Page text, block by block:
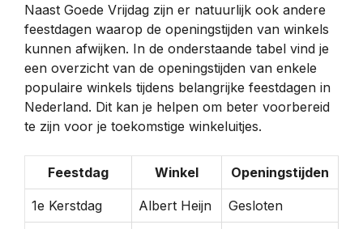
Naast Goede Vrijdag zijn er natuurlijk ook andere
feestdagen waarop de openingstijden van winkels
kunnen afwijken. In de onderstaande tabel vind je
een overzicht van de openingstijden van enkele
populaire winkels tijdens belangrijke feestdagen in
Nederland. Dit kan je helpen om beter voorbereid
te zijn voor je toekomstige winkeluitjes.
Feestdag Winkel Openingstijden
1e Kerstdag Albert Heijn Gesloten